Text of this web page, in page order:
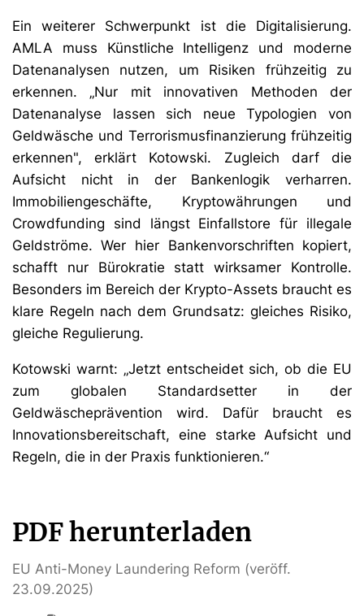
Ein weiterer Schwerpunkt ist die Digitalisierung.
AMLA muss Künstliche Intelligenz und moderne
Datenanalysen nutzen, um Risiken frühzeitig zu
erkennen. „Nur mit innovativen Methoden der
Datenanalyse lassen sich neue Typologien von
Geldwäsche und Terrorismusfinanzierung frühzeitig
erkennen", erklärt Kotowski. Zugleich darf die
Aufsicht nicht in der Bankenlogik verharren.
Immobiliengeschäfte, Kryptowährungen und
Crowdfunding sind längst Einfallstore für illegale
Geldströme. Wer hier Bankenvorschriften kopiert,
schafft nur Bürokratie statt wirksamer Kontrolle.
Besonders im Bereich der Krypto-Assets braucht es
klare Regeln nach dem Grundsatz: gleiches Risiko,
gleiche Regulierung.
Kotowski warnt: „Jetzt entscheidet sich, ob die EU
zum globalen Standardsetter in der
Geldwäscheprävention wird. Dafür braucht es
Innovationsbereitschaft, eine starke Aufsicht und
Regeln, die in der Praxis funktionieren.“
PDF herunterladen
EU Anti-Money Laundering Reform (veröff.
23.09.2025)